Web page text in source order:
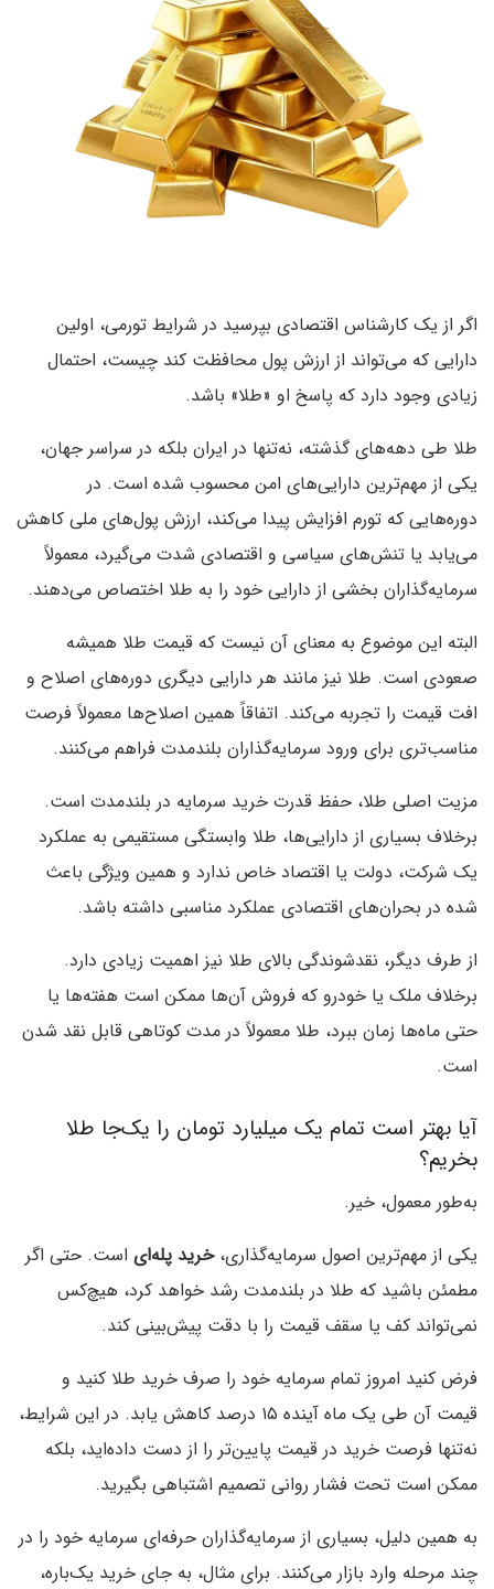
اگر از یک کارشناس اقتصادی بپرسید در شرایط تورمی، اولین
دارایی که می‌تواند از ارزش پول محافظت کند چیست، احتمال
زیادی وجود دارد که پاسخ او «طلا» باشد.
طلا طی دهه‌های گذشته، نه‌تنها در ایران بلکه در سراسر جهان،
یکی از مهم‌ترین دارایی‌های امن محسوب شده است. در
دوره‌هایی که تورم افزایش پیدا می‌کند، ارزش پول‌های ملی کاهش
می‌یابد یا تنش‌های سیاسی و اقتصادی شدت می‌گیرد، معمولاً
سرمایه‌گذاران بخشی از دارایی خود را به طلا اختصاص می‌دهند.
البته این موضوع به معنای آن نیست که قیمت طلا همیشه
صعودی است. طلا نیز مانند هر دارایی دیگری دوره‌های اصلاح و
افت قیمت را تجربه می‌کند. اتفاقاً همین اصلاح‌ها معمولاً فرصت
مناسب‌تری برای ورود سرمایه‌گذاران بلندمدت فراهم می‌کنند.
مزیت اصلی طلا، حفظ قدرت خرید سرمایه در بلندمدت است.
برخلاف بسیاری از دارایی‌ها، طلا وابستگی مستقیمی به عملکرد
یک شرکت، دولت یا اقتصاد خاص ندارد و همین ویژگی باعث
شده در بحران‌های اقتصادی عملکرد مناسبی داشته باشد.
از طرف دیگر، نقدشوندگی بالای طلا نیز اهمیت زیادی دارد.
برخلاف ملک یا خودرو که فروش آن‌ها ممکن است هفته‌ها یا
حتی ماه‌ها زمان ببرد، طلا معمولاً در مدت کوتاهی قابل نقد شدن
است.
آیا بهتر است تمام یک میلیارد تومان را یک‌جا طلا
بخریم؟
به‌طور معمول، خیر.
یکی از مهم‌ترین اصول سرمایه‌گذاری،خرید پله‌ای است. حتی اگر
مطمئن باشید که طلا در بلندمدت رشد خواهد کرد، هیچ‌کس
نمی‌تواند کف یا سقف قیمت را با دقت پیش‌بینی کند.
فرض کنید امروز تمام سرمایه خود را صرف خرید طلا کنید و
قیمت آن طی یک ماه آینده ۱۵ درصد کاهش یابد. در این شرایط،
نه‌تنها فرصت خرید در قیمت پایین‌تر را از دست داده‌اید، بلکه
ممکن است تحت فشار روانی تصمیم اشتباهی بگیرید.
به همین دلیل، بسیاری از سرمایه‌گذاران حرفه‌ای سرمایه خود را در
چند مرحله وارد بازار می‌کنند. برای مثال، به جای خرید یک‌باره،